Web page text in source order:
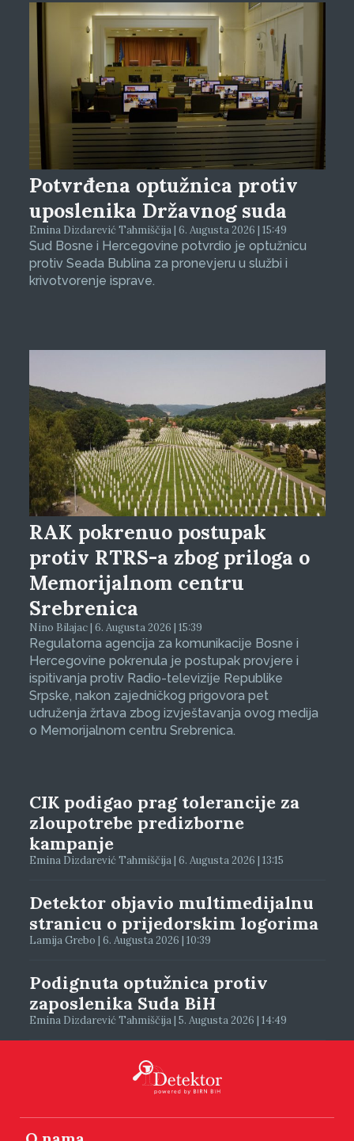
Potvrđena optužnica protiv
uposlenika Državnog suda
Emina Dizdarević Tahmiščija | 6. Augusta 2026 | 15:49
Sud Bosne i Hercegovine potvrdio je optužnicu
protiv Seada Bublina za pronevjeru u službi i
krivotvorenje isprave.
RAK pokrenuo postupak
protiv RTRS-a zbog priloga o
Memorijalnom centru
Srebrenica
Nino Bilajac | 6. Augusta 2026 | 15:39
Regulatorna agencija za komunikacije Bosne i
Hercegovine pokrenula je postupak provjere i
ispitivanja protiv Radio-televizije Republike
Srpske, nakon zajedničkog prigovora pet
udruženja žrtava zbog izvještavanja ovog medija
o Memorijalnom centru Srebrenica.
CIK podigao prag tolerancije za
zloupotrebe predizborne
kampanje
Emina Dizdarević Tahmiščija | 6. Augusta 2026 | 13:15
Detektor objavio multimedijalnu
stranicu o prijedorskim logorima
Lamija Grebo | 6. Augusta 2026 | 10:39
Podignuta optužnica protiv
zaposlenika Suda BiH
Emina Dizdarević Tahmiščija | 5. Augusta 2026 | 14:49